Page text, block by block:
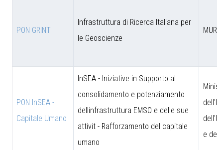
PON GRINT
Infrastruttura di Ricerca Italiana per
le Geoscienze
MUR
PON InSEA -
Capitale Umano
InSEA - Iniziative in Supporto al
consolidamento e potenziamento
dellinfrastruttura EMSO e delle sue
attivit - Rafforzamento del capitale
umano
e